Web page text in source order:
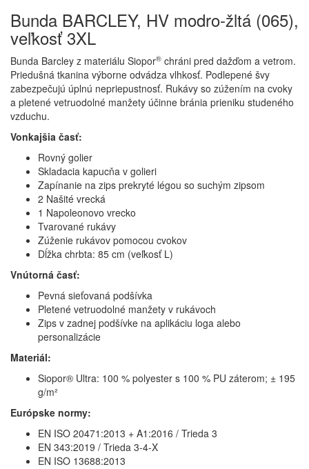
Bunda BARCLEY, HV modro-žltá (065),
veľkosť 3XL
Bunda Barcley z materiálu Siopor® chráni pred dažďom a vetrom.
Priedušná tkanina výborne odvádza vlhkosť. Podlepené švy
zabezpečujú úplnú nepriepustnosť. Rukávy so zúžením na cvoky
a pletené vetruodolné manžety účinne bránia prieniku studeného
vzduchu.
Vonkajšia časť:
Rovný golier
Skladacia kapucňa v golieri
Zapínanie na zips prekryté légou so suchým zipsom
2 Našité vrecká
1 Napoleonovo vrecko
Tvarované rukávy
Zúženie rukávov pomocou cvokov
Dĺžka chrbta: 85 cm (veľkosť L)
Vnútorná časť:
Pevná sieťovaná podšívka
Pletené vetruodolné manžety v rukávoch
Zips v zadnej podšívke na aplikáciu loga alebo
personalizácie
Materiál:
Siopor® Ultra: 100 % polyester s 100 % PU záterom; ± 195
g/m²
Európske normy:
EN ISO 20471:2013 + A1:2016 / Trieda 3
EN 343:2019 / Trieda 3-4-X
EN ISO 13688:2013